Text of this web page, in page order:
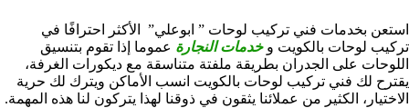
استعن بخدمات فني تركيب لوحات ” ابوعلي” الأكثر احترافًا في
تركيب لوحات بالكويت وخدمات النجارة عموما إذا تقوم بتنسيق
اللوحات على الجدران بطريقة ملفتة متناسقة مع ديكورات الغرفة،
يقترح لك فني تركيب لوحات بالكويت انسب الأماكن ويترك لك حرية
الاختيار، الكثير من عملائنا يثقون في ذوقنا لهذا يتركون لنا هذه المهمة.